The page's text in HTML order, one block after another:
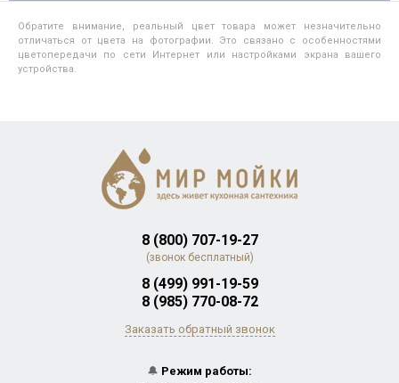
Обратите внимание, реальный цвет товара может незначительно
отличаться от цвета на фотографии. Это связано с особенностями
цветопередачи по сети Интернет или настройками экрана вашего
устройства.
8 (800) 707-19-27
(звонок бесплатный)
8 (499) 991-19-59
8 (985) 770-08-72
Заказать обратный звонок
🔔 Режим работы: